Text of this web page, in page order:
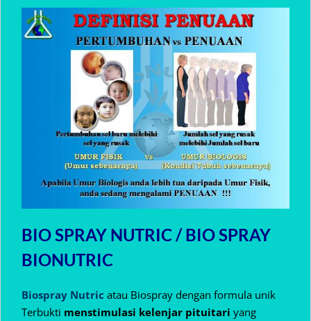
BIO SPRAY NUTRIC / BIO SPRAY
BIONUTRIC
Biospray Nutric atau Biospray dengan formula unik
Terbukti menstimulasi kelenjar pituitari yang